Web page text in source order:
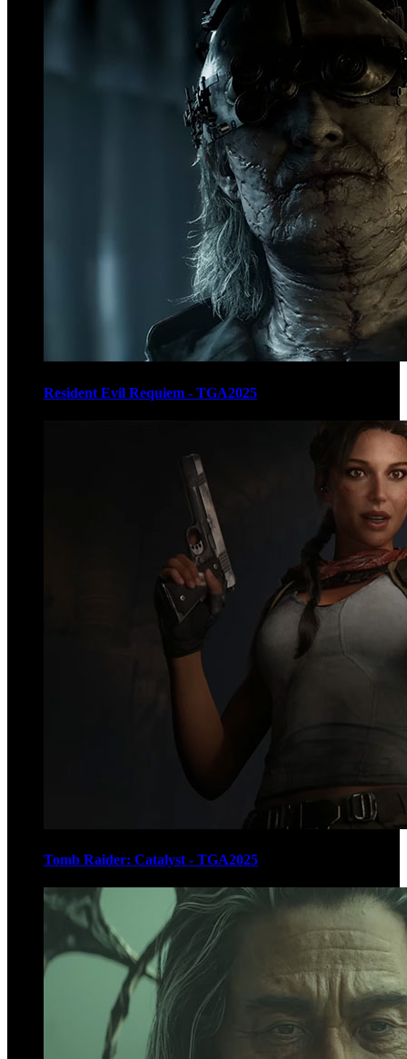
Resident Evil Requiem - TGA2025
Tomb Raider: Catalyst - TGA2025